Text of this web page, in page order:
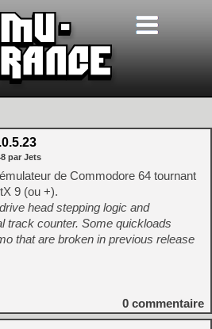
par Jets
de Commodore 64 tournant
9 (ou +).
head stepping logic and
track counter. Some quickloads
that are broken in previous release
0 commentaire